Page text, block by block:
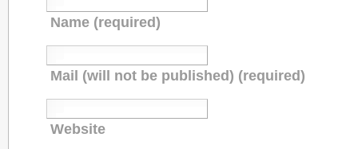
Name (required)
Mail (will not be published) (required)
Website